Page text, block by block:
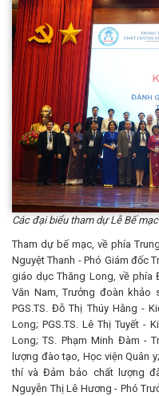
Các đại biểu tham dự Lễ Bế mạc
Tham dự bế mạc, về phía
Nguyệt Thanh - Phó Giám đốc
giáo dục Thăng Long, về phía
Văn Nam, Trưởng đoàn khảo
PGS.TS. Đỗ Thị Thúy Hằng -
Long; PGS.TS. Lê Thị Tuyết -
Long; TS. Phạm Minh Đàm -
lượng đào tạo, Học viện Quân
thí và Đảm bảo chất lượng
Nguyễn Thị Lê Hương - Phó